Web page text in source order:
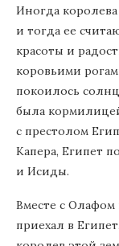
Иногда
и тогда ее
красоты и
коровьими
покоилось
была
с престолом
Капера, Египет
и Исиды.
Вместе с Олафом
приехал в